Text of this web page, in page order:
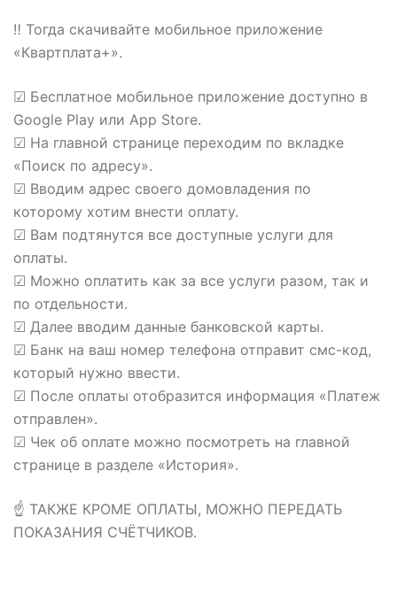
‼ Тогда скачивайте мобильное приложение
«Квартплата+».
☑ Бесплатное мобильное приложение доступно в
Google Play или App Store.
☑ На главной странице переходим по вкладке
«Поиск по адресу».
☑ Вводим адрес своего домовладения по
которому хотим внести оплату.
☑ Вам подтянутся все доступные услуги для
оплаты.
☑ Можно оплатить как за все услуги разом, так и
по отдельности.
☑ Далее вводим данные банковской карты.
☑ Банк на ваш номер телефона отправит смс-код,
который нужно ввести.
☑ После оплаты отобразится информация «Платеж
отправлен».
☑ Чек об оплате можно посмотреть на главной
странице в разделе «История».
☝️ ТАКЖЕ КРОМЕ ОПЛАТЫ, МОЖНО ПЕРЕДАТЬ
ПОКАЗАНИЯ СЧЁТЧИКОВ.